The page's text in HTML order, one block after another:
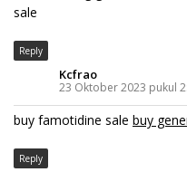
sale
Reply
Kcfrao
23 Oktober 2023 pukul
buy famotidine sale buy
Reply